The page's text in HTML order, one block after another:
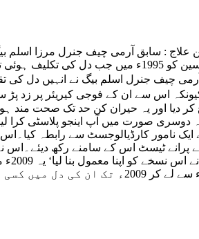
علاج : سابق آرمی چیف جنرل مرزا اسلم
بحریہ ٹاؤن ملک ریاض حسین کو 1995ء
اس سے ان کے فوجی کیریئر پر زد پڑ
دیا اور یہ حیران کن حد تک صحت مند ہو
دوسری صورت میں آپ اینجو پلاسٹی کرا
ایک نامور کارڈیالوجسٹ سے رابطہ
پرانے ٹیسٹ اس کے سامنے رکھ
حیران کر دیا کہ 1995ء سے